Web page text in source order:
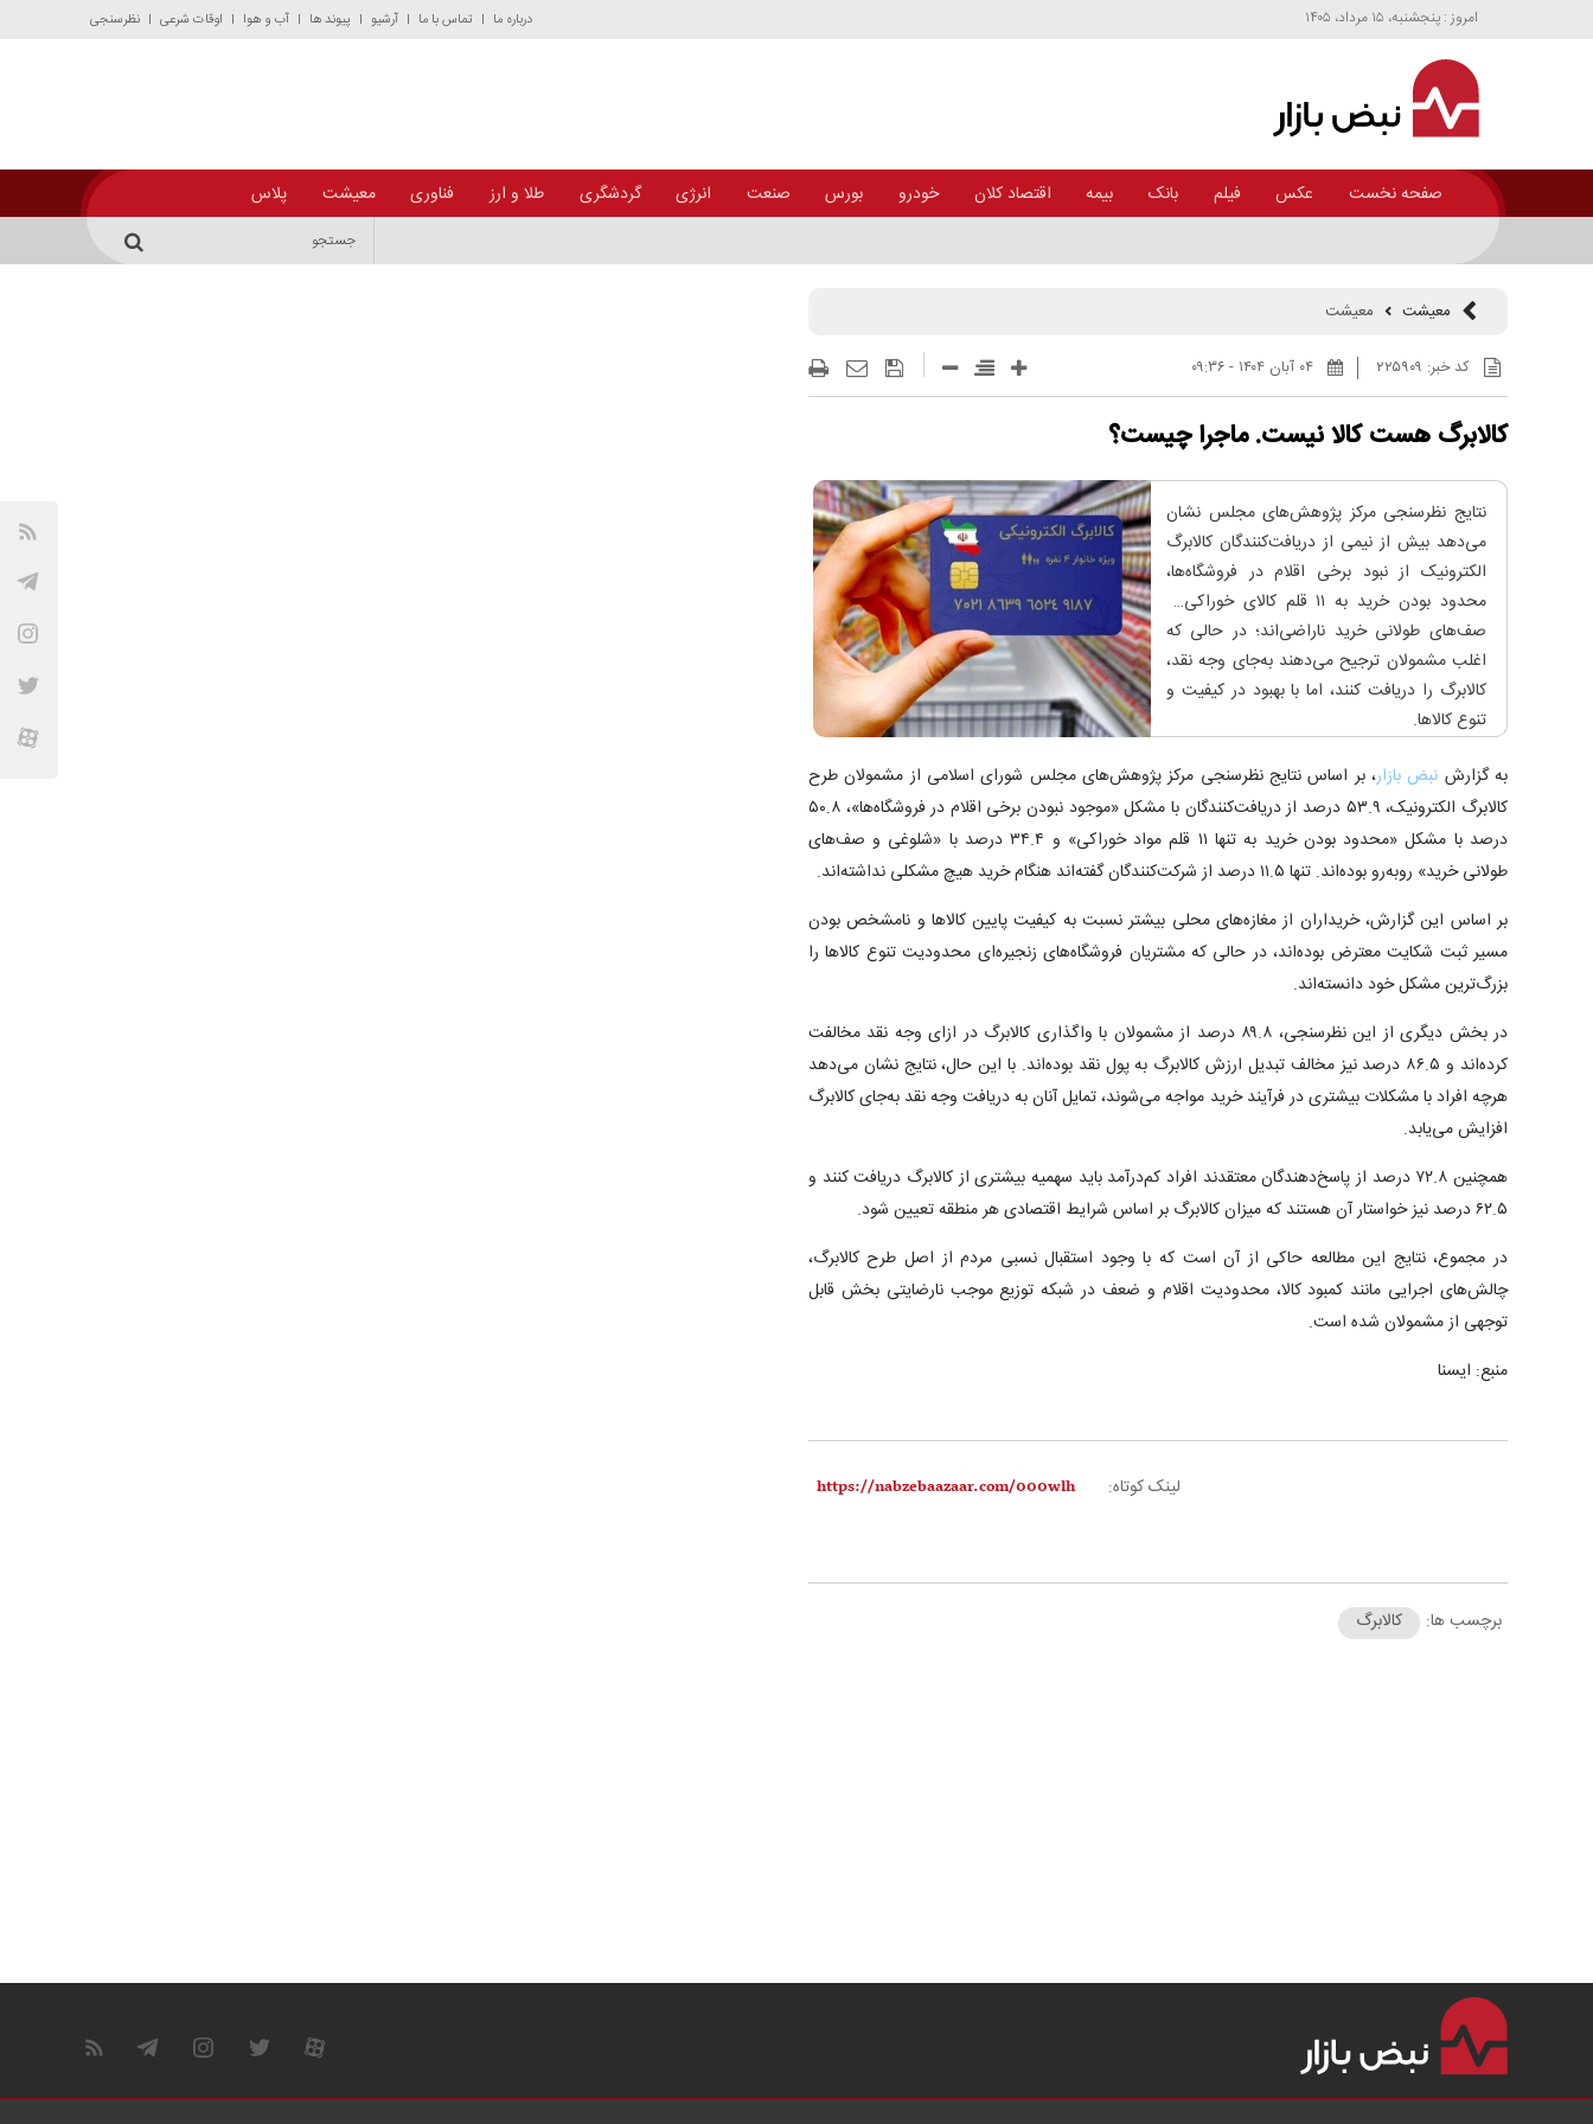
امروز : پنجشنبه، ۱۵ مرداد، ۱۴۰۵ درباره ما تماس با ما آرشیو پیوند ها آب و هوا اوقات شرعی نظرسنجی
صفحه نخست عکس فیلم بانک بیمه اقتصاد کلان خودرو بورس صنعت انرژی گردشگری طلا و ارز فناوری معیشت پلاس
معیشت معیشت
کد خبر: ۲۲۵۹۰۹ ۰۴ آبان ۱۴۰۴ - ۰۹:۳۶
کالابرگ هست کالا نیست. ماجرا چیست؟
نتایج نظرسنجی مرکز پژوهش‌های مجلس نشان
می‌دهد بیش از نیمی از دریافت‌کنندگان کالابرگ
الکترونیک از نبود برخی اقلام در فروشگاه‌ها،
محدود بودن خرید به ۱۱ قلم کالای خوراکی و
صف‌های طولانی خرید ناراضی‌اند؛ در حالی که
اغلب مشمولان ترجیح می‌دهند به‌جای وجه نقد،
کالابرگ را دریافت کنند، اما با بهبود در کیفیت و
تنوع کالاها.
به گزارش نبض بازار، بر اساس نتایج نظرسنجی مرکز پژوهش‌های مجلس شورای اسلامی از مشمولان طرح
کالابرگ الکترونیک، ۵۳.۹ درصد از دریافت‌کنندگان با مشکل «موجود نبودن برخی اقلام در فروشگاه‌ها»، ۵۰.۸
درصد با مشکل «محدود بودن خرید به تنها ۱۱ قلم مواد خوراکی» و ۳۴.۴ درصد با «شلوغی و صف‌های
طولانی خرید» روبه‌رو بوده‌اند. تنها ۱۱.۵ درصد از شرکت‌کنندگان گفته‌اند هنگام خرید هیچ مشکلی نداشته‌اند.
بر اساس این گزارش، خریداران از مغازه‌های محلی بیشتر نسبت به کیفیت پایین کالا‌ها و نامشخص بودن
مسیر ثبت شکایت معترض بوده‌اند، در حالی که مشتریان فروشگاه‌های زنجیره‌ای محدودیت تنوع کالا‌ها را
بزرگ‌ترین مشکل خود دانسته‌اند.
در بخش دیگری از این نظرسنجی، ۸۹.۸ درصد از مشمولان با واگذاری کالابرگ در ازای وجه نقد مخالفت
کرده‌اند و ۸۶.۵ درصد نیز مخالف تبدیل ارزش کالابرگ به پول نقد بوده‌اند. با این حال، نتایج نشان می‌دهد
هرچه افراد با مشکلات بیشتری در فرآیند خرید مواجه می‌شوند، تمایل آنان به دریافت وجه نقد به‌جای کالابرگ
افزایش می‌یابد.
همچنین ۷۲.۸ درصد از پاسخ‌دهندگان معتقدند افراد کم‌درآمد باید سهمیه بیشتری از کالابرگ دریافت کنند و
۶۲.۵ درصد نیز خواستار آن هستند که میزان کالابرگ بر اساس شرایط اقتصادی هر منطقه تعیین شود.
در مجموع، نتایج این مطالعه حاکی از آن است که با وجود استقبال نسبی مردم از اصل طرح کالابرگ،
چالش‌های اجرایی مانند کمبود کالا، محدودیت اقلام و ضعف در شبکه توزیع موجب نارضایتی بخش قابل
توجهی از مشمولان شده است.
منبع: ایسنا
لینک کوتاه:
برچسب ها: کالابرگ